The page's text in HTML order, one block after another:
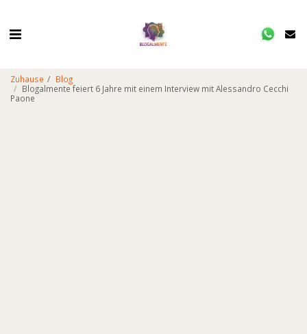
Zuhause
Blog
Blogalmente feiert 6 Jahre mit einem Interview mit Alessandro Cecchi
Paone